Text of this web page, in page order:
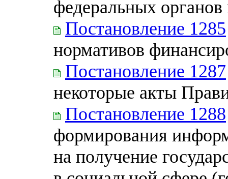
федеральных
Постановление 1285
нормативов
Постановление 1287
некоторые акты
Постановление 1288
формирования
на получение